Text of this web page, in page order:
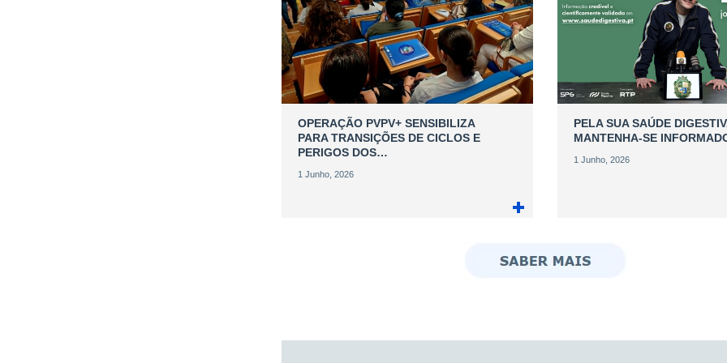
OPERAÇÃO PVPV+ SENSIBILIZA
PARA TRANSIÇÕES DE CICLOS E
PERIGOS DOS…
1 Junho, 2026
PELA SUA SAÚDE
MANTENHA-SE
1 Junho, 2026